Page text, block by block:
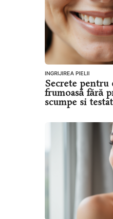
INGRIJIREA PIELII
Secrete pentru
frumoasă fără
scumpe si